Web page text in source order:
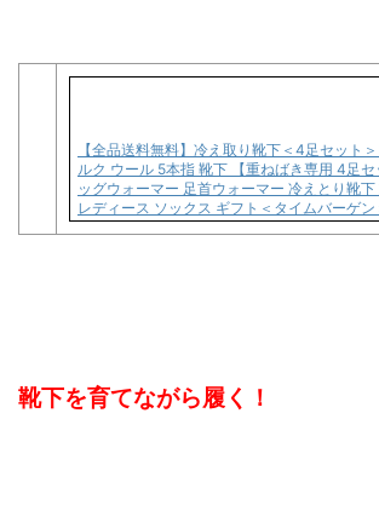
【全品送料無料】冷え取り靴下＜4足セット
ルク ウール 5本指 靴下 【重ねばき専用 4足
ッグウォーマー 足首ウォーマー 冷えとり靴
レディース ソックス ギフト＜タイムバーゲン
靴下を育てながら履く ！